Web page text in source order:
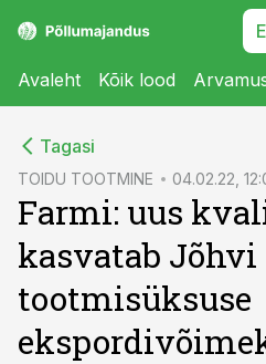
Avaleht Kõik lood
Tagasi
TOIDU TOOTMINE 04.02.22,
Farmi: uus
kasvatab Jõhvi
tootmisüksuse